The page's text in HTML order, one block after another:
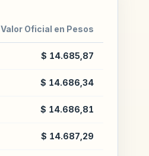
Valor Oficial en Pesos
$ 14.685,87
$ 14.686,34
$ 14.686,81
$ 14.687,29